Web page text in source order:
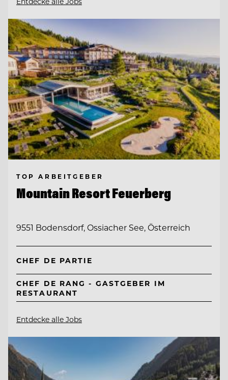
TOP ARBEITGEBER
Mountain Resort Feuerberg
9551 Bodensdorf, Ossiacher See, Österreich
CHEF DE PARTIE
CHEF DE RANG - GASTGEBER IM
RESTAURANT
Entdecke alle Jobs